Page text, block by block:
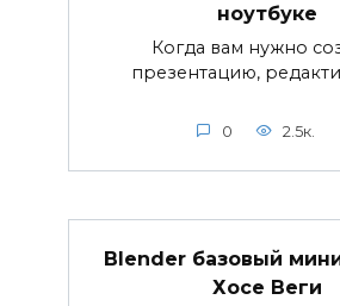
ноутбуке
Когда вам нужно
презентацию,
0 2.5к.
Blender базовый
Хосе Веги